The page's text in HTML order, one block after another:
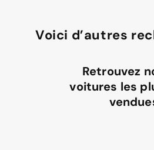
Voici d’autres
Retrouvez
voitures les